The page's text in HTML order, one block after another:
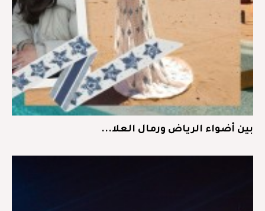
بين أضواء الرياض ورمال العلا...